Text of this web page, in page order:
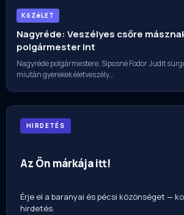
KöZéLET
Nagyréde: Veszélyes csőre
polgármester int
Nagyréde polgármestere, Siposné Fodor Judit
miután gyerekek életveszély…
HIRDETÉS
Az Ön márkája itt!
Érje el a baranyai és pécsi közönséget —
hirdetés.